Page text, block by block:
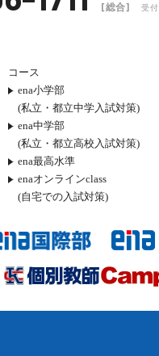
[総合] 受付
コース
ena小学部
(私立・都立中学入試対策)
ena中学部
(私立・都立高校入試対策)
ena最高水準
enaオンラインclass
(自宅での入試対策)